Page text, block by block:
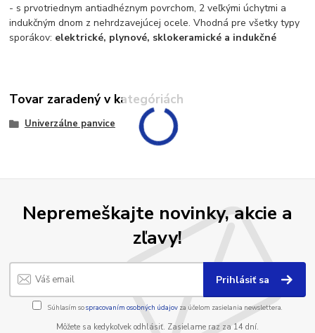
- s prvotriednym antiadhéznym povrchom, 2 veľkými úchytmi a
indukčným dnom z nehrdzavejúcej ocele. Vhodná pre všetky typy
sporákov: elektrické, plynové, sklokeramické a indukčné
Tovar zaradený v kategóriách
Univerzálne panvice
Nepremeškajte novinky, akcie a
zľavy!
Prihlásiť sa
Súhlasím sospracovaním osobných údajov za účelom zasielania newslettera.
Môžete sa kedykoľvek odhlásiť. Zasielame raz za 14 dní.